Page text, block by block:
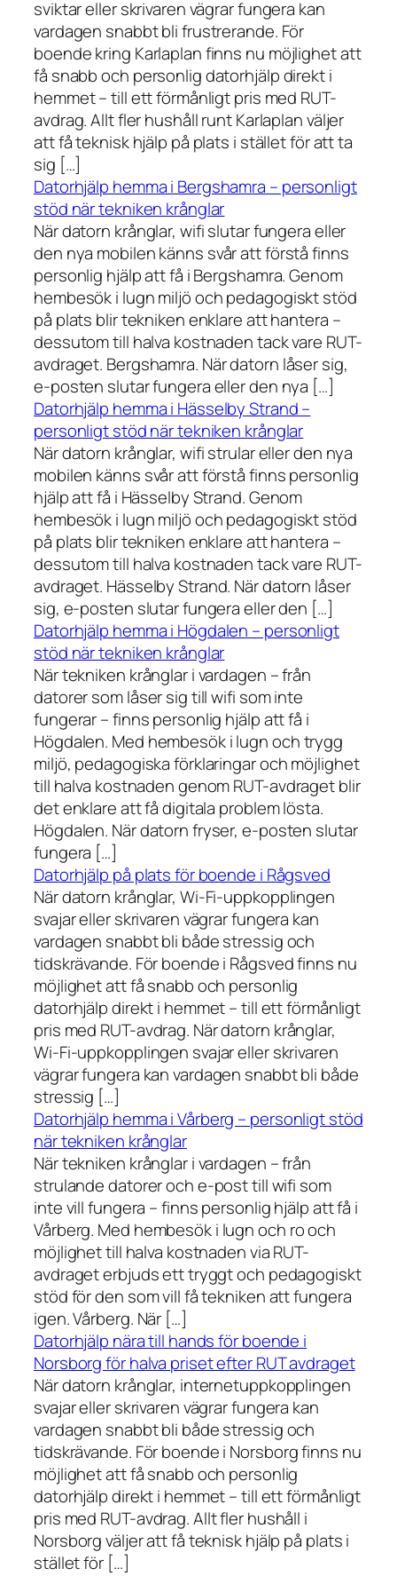
sviktar eller skrivaren vägrar fungera kan
vardagen snabbt bli frustrerande. För
boende kring Karlaplan finns nu möjlighet att
få snabb och personlig datorhjälp direkt i
hemmet – till ett förmånligt pris med RUT-
avdrag. Allt fler hushåll runt Karlaplan väljer
att få teknisk hjälp på plats i stället för att ta
sig […]
Datorhjälp hemma i Bergshamra – personligt
stöd när tekniken krånglar
När datorn krånglar, wifi slutar fungera eller
den nya mobilen känns svår att förstå finns
personlig hjälp att få i Bergshamra. Genom
hembesök i lugn miljö och pedagogiskt stöd
på plats blir tekniken enklare att hantera –
dessutom till halva kostnaden tack vare RUT-
avdraget. Bergshamra. När datorn låser sig,
e-posten slutar fungera eller den nya […]
Datorhjälp hemma i Hässelby Strand –
personligt stöd när tekniken krånglar
När datorn krånglar, wifi strular eller den nya
mobilen känns svår att förstå finns personlig
hjälp att få i Hässelby Strand. Genom
hembesök i lugn miljö och pedagogiskt stöd
på plats blir tekniken enklare att hantera –
dessutom till halva kostnaden tack vare RUT-
avdraget. Hässelby Strand. När datorn låser
sig, e-posten slutar fungera eller den […]
Datorhjälp hemma i Högdalen – personligt
stöd när tekniken krånglar
När tekniken krånglar i vardagen – från
datorer som låser sig till wifi som inte
fungerar – finns personlig hjälp att få i
Högdalen. Med hembesök i lugn och trygg
miljö, pedagogiska förklaringar och möjlighet
till halva kostnaden genom RUT-avdraget blir
det enklare att få digitala problem lösta.
Högdalen. När datorn fryser, e-posten slutar
fungera […]
Datorhjälp på plats för boende i Rågsved
När datorn krånglar, Wi-Fi-uppkopplingen
svajar eller skrivaren vägrar fungera kan
vardagen snabbt bli både stressig och
tidskrävande. För boende i Rågsved finns nu
möjlighet att få snabb och personlig
datorhjälp direkt i hemmet – till ett förmånligt
pris med RUT-avdrag. När datorn krånglar,
Wi-Fi-uppkopplingen svajar eller skrivaren
vägrar fungera kan vardagen snabbt bli både
stressig […]
Datorhjälp hemma i Vårberg – personligt stöd
när tekniken krånglar
När tekniken krånglar i vardagen – från
strulande datorer och e-post till wifi som
inte vill fungera – finns personlig hjälp att få i
Vårberg. Med hembesök i lugn och ro och
möjlighet till halva kostnaden via RUT-
avdraget erbjuds ett tryggt och pedagogiskt
stöd för den som vill få tekniken att fungera
igen. Vårberg. När […]
Datorhjälp nära till hands för boende i
Norsborg för halva priset efter RUT avdraget
När datorn krånglar, internetuppkopplingen
svajar eller skrivaren vägrar fungera kan
vardagen snabbt bli både stressig och
tidskrävande. För boende i Norsborg finns nu
möjlighet att få snabb och personlig
datorhjälp direkt i hemmet – till ett förmånligt
pris med RUT-avdrag. Allt fler hushåll i
Norsborg väljer att få teknisk hjälp på plats i
stället för […]